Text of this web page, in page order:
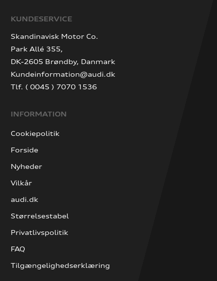
KUNDESERVICE
Skandinavisk Motor Co.
Park Allé 355,
DK-2605 Brøndby, Danmark
Kundeinformation@audi.dk
Tlf. ( 0045 ) 7070 1536
INFORMATION
Cookiepolitik
Forside
Nyheder
Vilkår
audi.dk
Størrelsestabel
Privatlivspolitik
FAQ
Tilgængelighedserklæring